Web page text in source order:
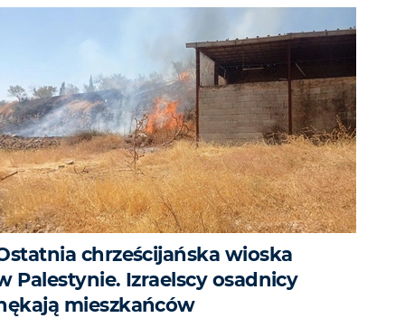
chrześcijańska wioska
Palestynie. Izraelscy osadnicy
mieszkańców